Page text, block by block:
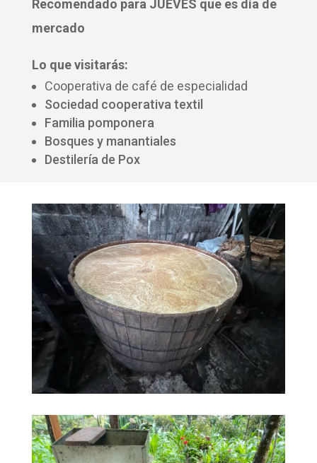
Recomendado para JUEVES que es día de
mercado
Lo que visitarás:
Cooperativa de café de especialidad
Sociedad cooperativa textil
Familia pomponera
Bosques y manantiales
Destilería de Pox